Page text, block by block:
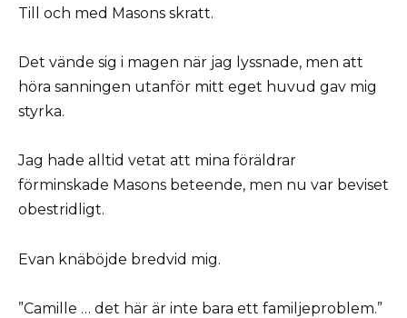
Till och med Masons skratt.
Det vände sig i magen när jag lyssnade, men att
höra sanningen utanför mitt eget huvud gav mig
styrka.
Jag hade alltid vetat att mina föräldrar
förminskade Masons beteende, men nu var beviset
obestridligt.
Evan knäböjde bredvid mig.
”Camille … det här är inte bara ett familjeproblem.”